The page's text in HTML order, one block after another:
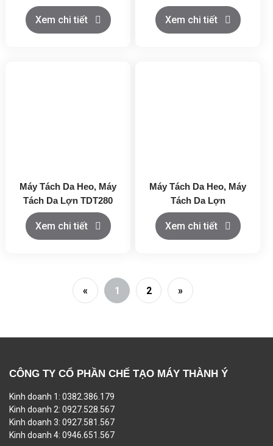
Xem chi tiết Xem chi tiết
Máy Tách Da Heo, Máy
Tách Da Lợn TDT280
Xem chi tiết
Máy Tách Da Heo, Máy
Tách Da Lợn
Xem chi tiết
« 1 2 »
CÔNG TY CỔ PHẦN CHẾ TẠO MÁY THÀNH Ý
Kinh doanh 1: 0382.386.179
Kinh doanh 2: 0927.528.567
Kinh doanh 3: 0927.581.567
Kinh doanh 4: 0946.651.567